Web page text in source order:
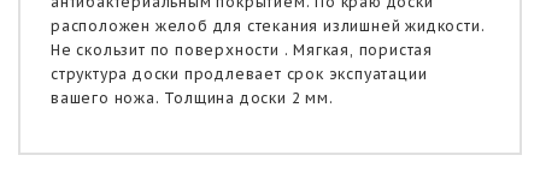
расположен желоб для стекания излишней жидкости.
Не скользит по поверхности . Мягкая, пористая
структура доски продлевает срок экспуатации
вашего ножа. Толщина доски 2 мм.